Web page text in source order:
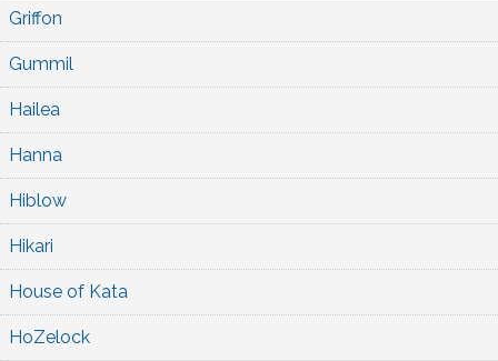
Griffon
Gummil
Hailea
Hanna
Hiblow
Hikari
House of Kata
HoZelock